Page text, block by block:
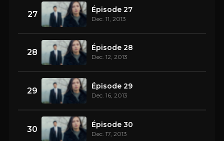
27 Épisode 27
Dec. 11, 2013
28 Épisode 28
Dec. 12, 2013
29 Épisode 29
Dec. 16, 2013
30 Épisode 30
Dec. 17, 2013